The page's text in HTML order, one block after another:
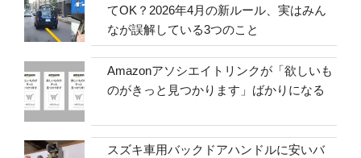
てOK？2026年4月の新ルール、実はみん
なが誤解している3つのこと
Amazonアソシエイトリンクが「欲しいも
のがきっと見つかります」ばかりになる
スズキ車用バックドアハンドルに安いバ